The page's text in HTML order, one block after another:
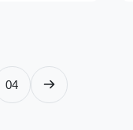
04